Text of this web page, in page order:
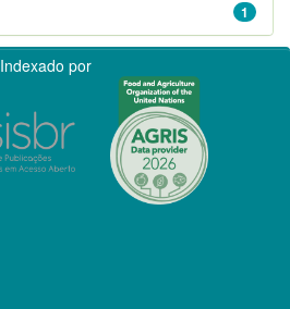
1
Indexado por